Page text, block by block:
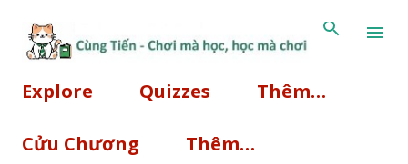
Explore Quizzes Thêm…
Cửu Chương Thêm…